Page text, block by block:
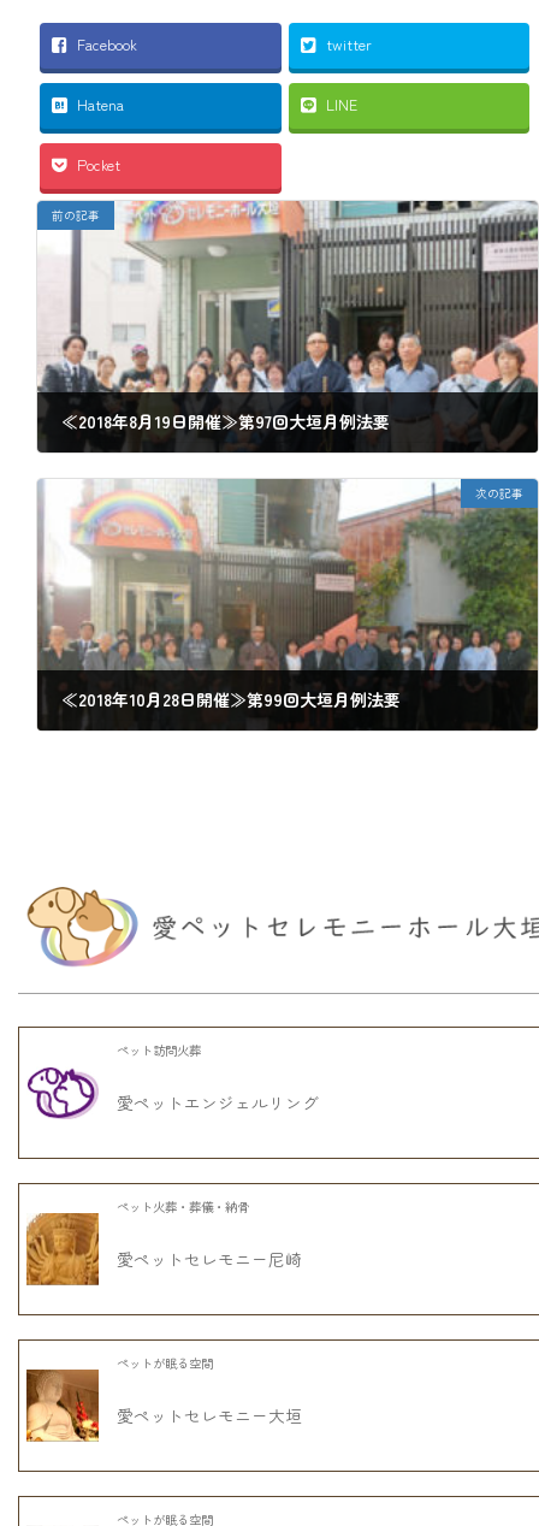
Facebook twitter
Hatena LINE
Pocket
前の記事
≪2018年8月19日開催≫第97回大垣月例法要
次の記事
≪2018年10月28日開催≫第99回大垣月例法要
ペット訪問火葬
愛ペットエンジェルリング
ペット火葬・葬儀・納骨
愛ペットセレモニー尼崎
ペットが眠る空間
愛ペットセレモニー大垣
ペットが眠る空間